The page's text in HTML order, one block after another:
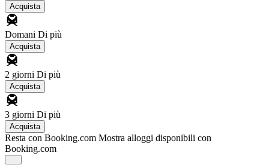
Acquista
Domani Di più
Acquista
2 giorni Di più
Acquista
3 giorni Di più
Acquista
Resta con Booking.com Mostra alloggi disponibili con
Booking.com